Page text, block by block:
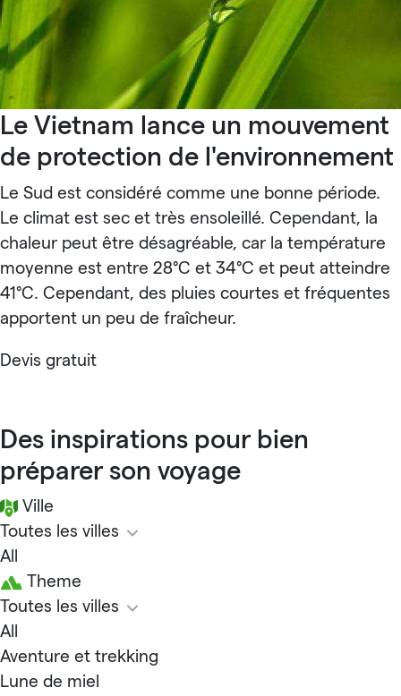
Le Vietnam lance un mouvement
de protection de l'environnement
Le Sud est considéré comme une bonne période.
Le climat est sec et très ensoleillé. Cependant, la
chaleur peut être désagréable, car la température
moyenne est entre 28°C et 34°C et peut atteindre
41°C. Cependant, des pluies courtes et fréquentes
apportent un peu de fraîcheur.
Devis gratuit
Des inspirations pour bien
préparer son voyage
Ville
Toutes les villes
All
Theme
Toutes les villes
All
Aventure et trekking
Lune de miel